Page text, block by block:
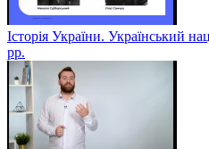
Історія України. Український
рр.